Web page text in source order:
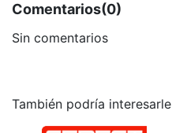
Comentarios(0)
Sin comentarios
También podría interesarle